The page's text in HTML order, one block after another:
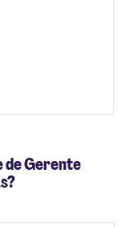
de Gerente